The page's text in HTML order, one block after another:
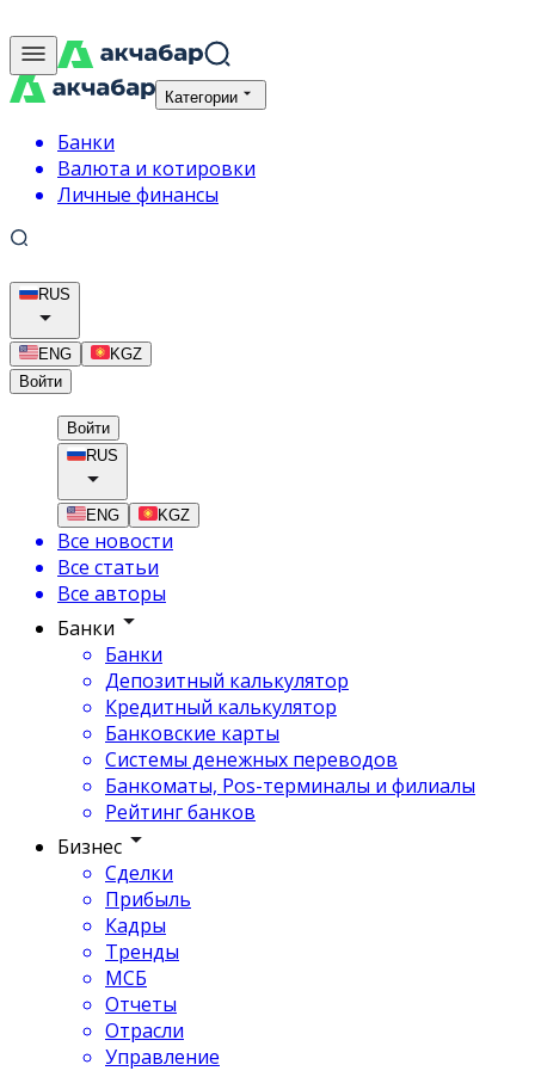
Категории
Банки
Валюта и котировки
Личные финансы
RUS
ENG
KGZ
Войти
Войти
RUS
ENG KGZ
Все новости
Все статьи
Все авторы
Банки
Банки
Депозитный калькулятор
Кредитный калькулятор
Банковские карты
Системы денежных переводов
Банкоматы, Pos-терминалы и филиалы
Рейтинг банков
Бизнес
Сделки
Прибыль
Кадры
Тренды
МСБ
Отчеты
Отрасли
Управление